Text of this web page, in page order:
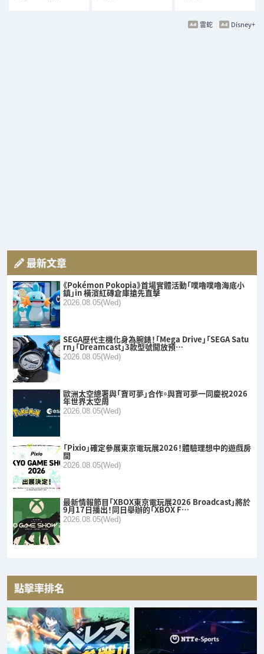
Disney+
雷蛇
最新文章
《Pokémon Pokopia》首場實體活動「噗嚕噗嚕海底小
鎮」in 橫濱紅磚倉庫搶先直擊
2026.08.05(Wed)
SEGA歷代主機化身為腕錶！「Mega Drive」「SEGA Satu
rn」「Dreamcast」3款型號開放預…
2026.08.05(Wed)
歐洲太空總署與「寶可夢」合作。與寶可夢一同慶祝2026
年世界太空周
2026.08.05(Wed)
「Pixio」確定參展東京電玩展2026！體驗理想中的遊戲房
間
2026.08.05(Wed)
最新情報節目「XBOX東京電玩展2026 Broadcast」將於
9月17日播出！同日舉辦的「XBOX F…
2026.08.05(Wed)
點擊率排名